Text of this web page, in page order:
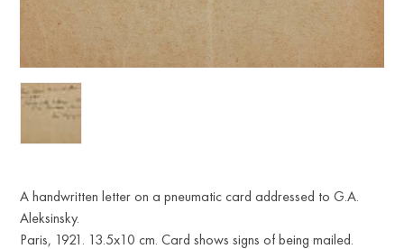
A handwritten letter on a pneumatic card addressed to G.A.
Aleksinsky.
Paris, 1921. 13.5x10 cm. Card shows signs of being mailed.